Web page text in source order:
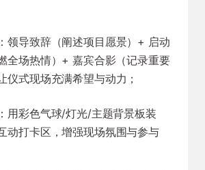
：领导致辞（阐述项目愿景）+ 启动
全场热情）+ 嘉宾合影（记录重要
仪式现场充满希望与动力；
用彩色气球/灯光/主题背景板装
动打卡区，增强现场氛围与参与